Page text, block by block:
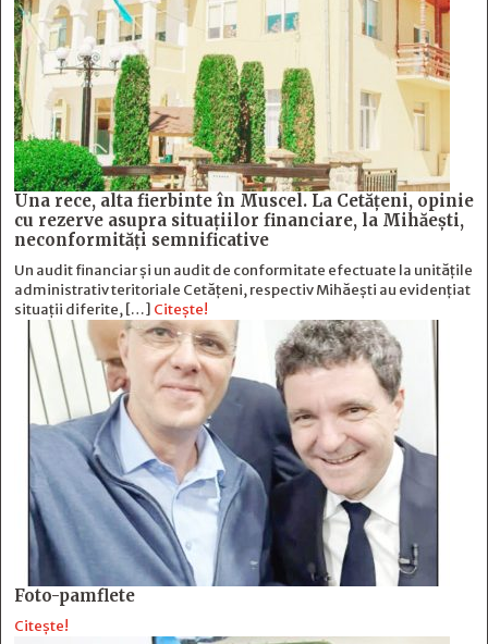
Una rece, alta fierbinte în Muscel. La Cetăţeni, opinie
cu rezerve asupra situaţiilor financiare, la Mihăeşti,
neconformităţi semnificative
Un audit financiar și un audit de conformitate efectuate la unitățile
administrativ teritoriale Cetățeni, respectiv Mihăești au evidențiat
situații diferite, […] Citește!
Foto-pamflete
Citește!